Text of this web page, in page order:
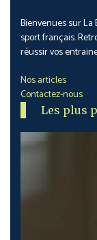
Bienvenues sur
sport français.
réussir vos
Nos articles
Contactez-nous
Les plus